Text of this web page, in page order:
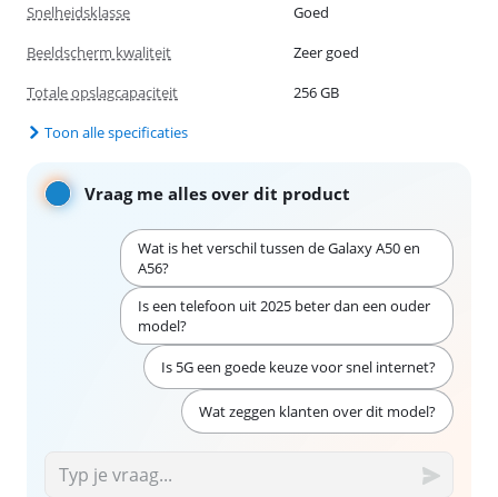
Snelheidsklasse
Goed
Beeldscherm kwaliteit
Zeer goed
Totale opslagcapaciteit
256 GB
Toon alle specificaties
Vraag me alles over dit product
Wat is het verschil tussen de Galaxy A50 en
A56?
Is een telefoon uit 2025 beter dan een ouder
model?
Is 5G een goede keuze voor snel internet?
Wat zeggen klanten over dit model?